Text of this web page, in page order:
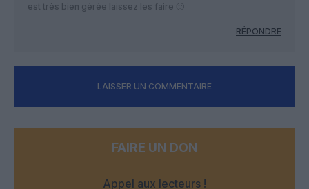
est très bien gérée laissez les faire 🙂
RÉPONDRE
LAISSER UN COMMENTAIRE
FAIRE UN DON
Appel aux lecteurs !